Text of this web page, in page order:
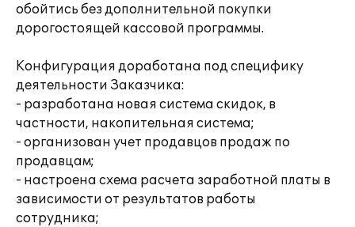
обойтись без дополнительной покупки
дорогостоящей кассовой программы.
Конфигурация доработана под специфику
деятельности Заказчика:
- разработана новая система скидок, в
частности, накопительная система;
- организован учет продавцов продаж по
продавцам;
- настроена схема расчета заработной платы в
зависимости от результатов работы
сотрудника;